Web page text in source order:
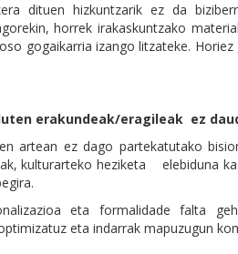
dituen hizkuntzarik ez da
horrek irakaskuntzako
gogaikarria izango litzateke.
erakundeak/eragileak ez
artean ez dago partekatutako
kulturarteko heziketa elebiduna
eta formalidade falta
eta indarrak mapuzugun